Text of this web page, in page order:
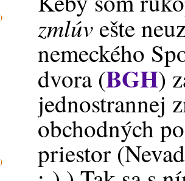
zmlúv ešte
nemeckého
dvora (BGH)
jednostrannej
obchodných
priestor